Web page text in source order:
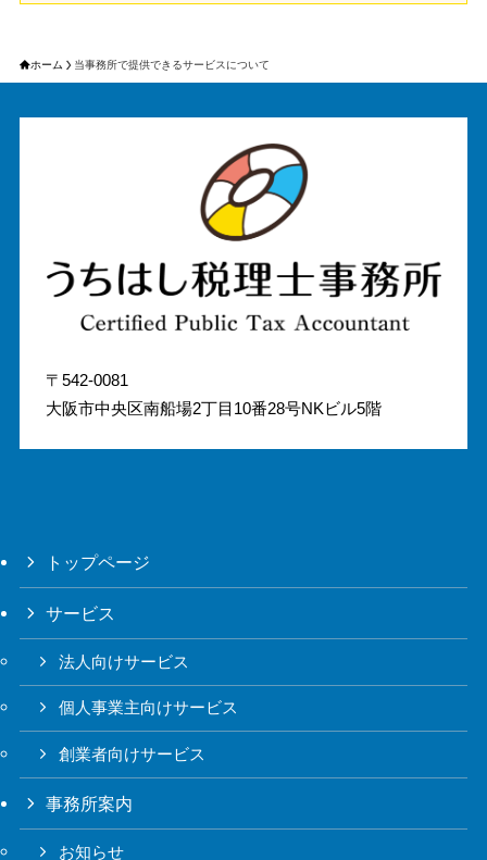
ホーム 当事務所で提供できるサービスについて
〒542-0081
大阪市中央区南船場2丁目10番28号NKビル5階
トップページ
サービス
法人向けサービス
個人事業主向けサービス
創業者向けサービス
事務所案内
お知らせ